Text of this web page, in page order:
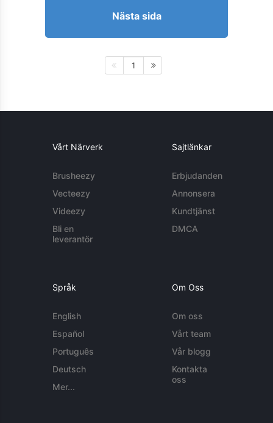
Nästa sida
1
Vårt Närverk
Brusheezy
Vecteezy
Videezy
Bli en
leverantör
Sajtlänkar
Erbjudanden
Annonsera
Kundtjänst
DMCA
Språk
English
Español
Português
Deutsch
Mer...
Om Oss
Om oss
Vårt team
Vår blogg
Kontakta
oss